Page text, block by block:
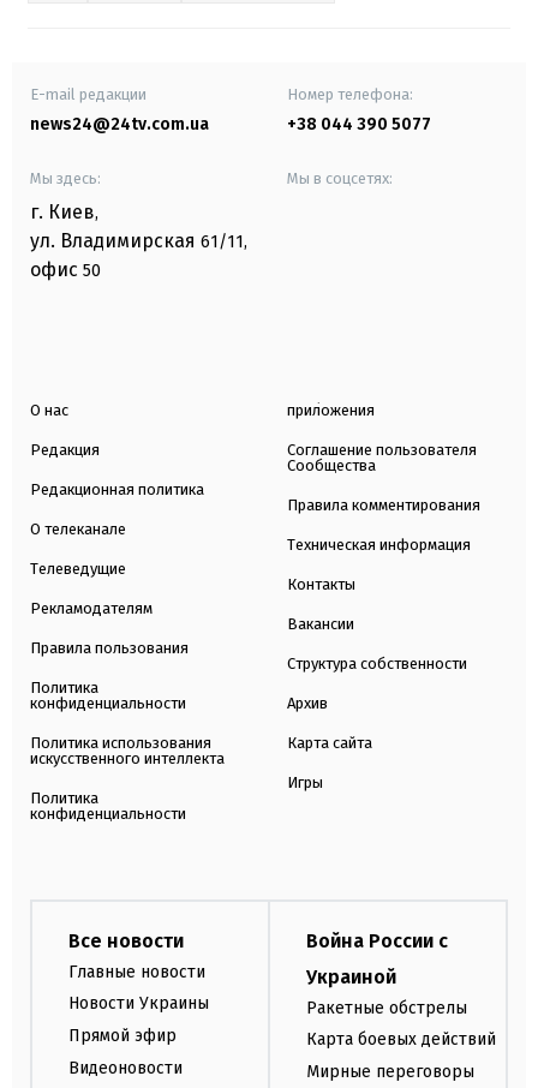
E-mail редакции
news24@24tv.com.ua
Номер телефона:
+38 044 390 5077
Мы здесь:
г. Киев,
ул. Владимирская 61/11,
офис 50
Мы в соцсетях:
О нас
Редакция
Редакционная политика
О телеканале
Телеведущие
Рекламодателям
Правила пользования
Политика
конфиденциальности
Политика использования
искусственного интеллекта
Политика
конфиденциальности
приложения
Соглашение пользователя
Сообщества
Правила комментирования
Техническая информация
Контакты
Вакансии
Структура собственности
Архив
Карта сайта
Игры
Все новости
Главные новости
Новости Украины
Прямой эфир
Видеоновости
Война России с
Украиной
Ракетные обстрелы
Карта боевых действий
Мирные переговоры